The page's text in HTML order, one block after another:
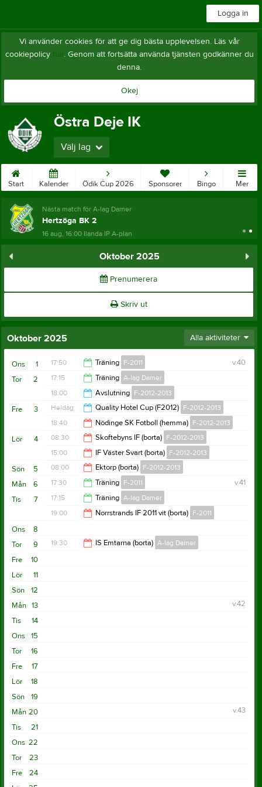
Logga in
Vi använder cookies för att ge dig bästa upplevelsen. Läs vår
cookiepolicy här. Genom att fortsätta använda tjänsten godkänner du
denna.
Okej
Östra Deje IK
Välj lag
Start Kalender Ödik Cup 2026 Sponsorer Bingo Mer
Nästa match för A-lag Damer
Hertzöga BK 2
16 aug, 16:00 Ilanda IP A-plan
Oktober 2025
Prenumerera
Skriv ut
Oktober 2025 Alla aktiviteter
1
Ons v.40
17:50 Träning F-2011
19:30
2
Tor 17:15 Träning A-lag Damer
19:00
18:00 Avslutning F-2012-2013
19:00
3
Fre Heldag Quality Hotel Cup (F2012) F-2012-2013
18:40
Nödinge SK Fotboll (hemma) F-2012-2013
19:40
4
Lör 08:30 Skoftebyns IF (borta) F-2012-2013
09:30
15:00 IF Väster Svart (borta) F-2012-2013
16:00
5
Sön 08:00 Ektorp (borta) F-2012-2013
09:00
6
Mån v.41
17:30 Träning F-2011
19:00
7
Tis 17:15 Träning A-lag Damer
19:00 Norrstrands IF 2011 vit (borta) F-2011
21:00
8
Ons
9
Tor 19:30 IS Emtarna (borta) A-lag Damer
10
Fre
11
Lör
12
Sön
13
Mån
v.42
14
Tis
15
Ons
16
Tor
17
Fre
18
Lör
19
Sön
20
Mån
v.43
21
Tis
22
Ons
23
Tor
24
Fre